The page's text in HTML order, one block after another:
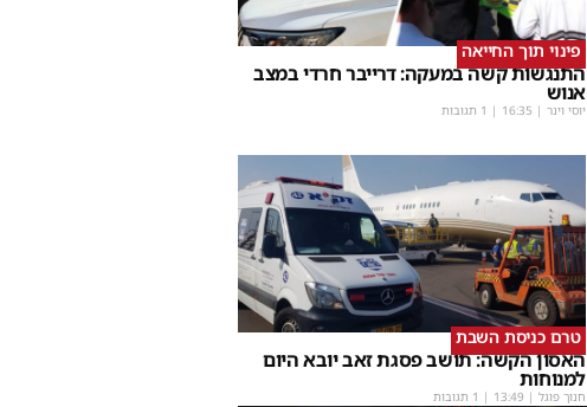
פינוי תוך החייאה
התנגשות קשה במעקה: דרייבר חרדי במצב
אנוש
יוסי וינר |
16:35 | 1 תגובות
טרם כניסת השבת
האסון הקשה: תושב פסגת זאב יובא היום
למנוחות
חנוך פוגל |
13:49 | 1 תגובות